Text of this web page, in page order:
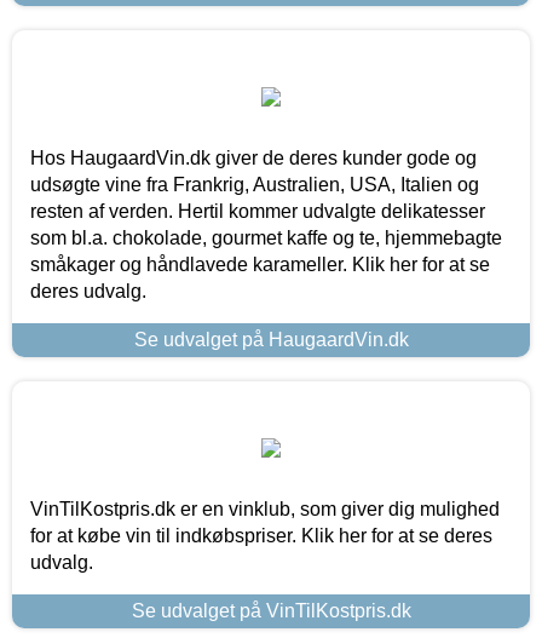
Hos HaugaardVin.dk giver de deres kunder gode og
udsøgte vine fra Frankrig, Australien, USA, Italien og
resten af verden. Hertil kommer udvalgte delikatesser
som bl.a. chokolade, gourmet kaffe og te, hjemmebagte
småkager og håndlavede karameller. Klik her for at se
deres udvalg.
Se udvalget på HaugaardVin.dk
VinTilKostpris.dk er en vinklub, som giver dig mulighed
for at købe vin til indkøbspriser. Klik her for at se deres
udvalg.
Se udvalget på VinTilKostpris.dk